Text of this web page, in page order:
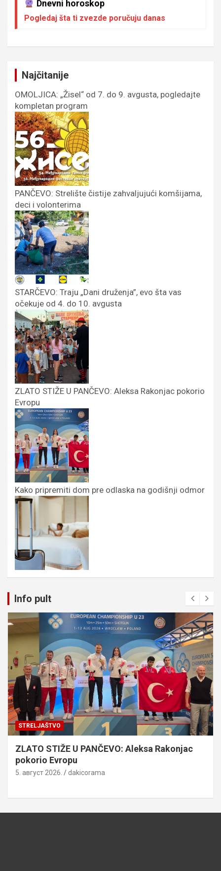
Dnevni horoskop
Pogledaj šta ti zvezde poručuju danas
Najčitanije
OMOLJICA: „Žisel“ od 7. do 9. avgusta, pogledajte
kompletan program
PANČEVO: Strelište čistije zahvaljujući komšijama,
deci i volonterima
STARČEVO: Traju „Dani druženja”, evo šta vas
očekuje od 4. do 10. avgusta
ZLATO STIŽE U PANČEVO: Aleksa Rakonjac pokorio
Evropu
Kako pripremiti dom pre odlaska na godišnji odmor
Info pult
STRELJAŠTVO
ZLATO STIŽE U PANČEVO: Aleksa Rakonjac
pokorio Evropu
5. август 2026. dakicorama